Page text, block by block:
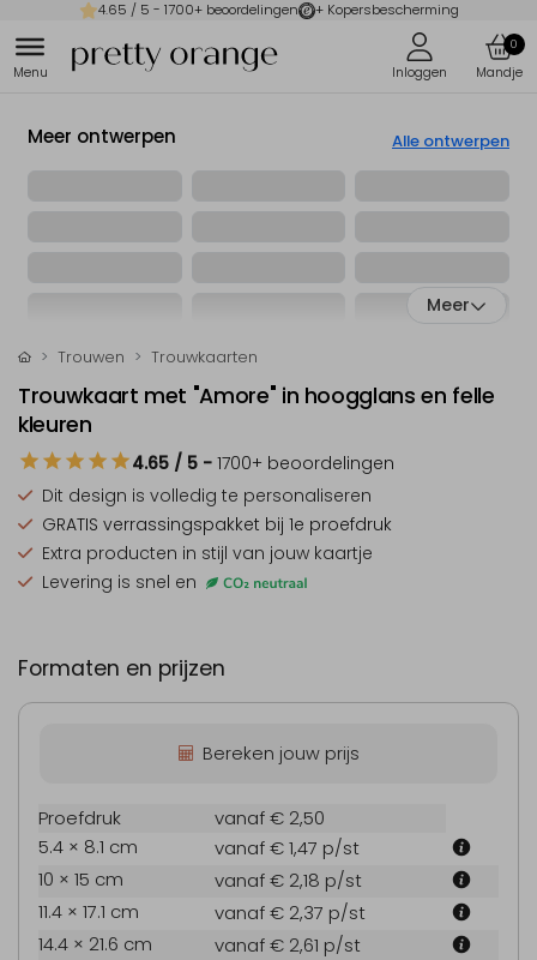
4.65 / 5 - 1700+ beoordelingen + Kopersbescherming
0
Meer ontwerpen Alle ontwerpen
Meer
Trouwen Trouwkaarten
Trouwkaart met "Amore" in hoogglans en felle
kleuren
4.65 / 5 - 1700+ beoordelingen
Dit design is volledig te personaliseren
GRATIS verrassingspakket bij 1e proefdruk
Extra producten in stijl van jouw kaartje
Levering is snel en
Formaten en prijzen
Bereken jouw prijs
Proefdruk
vanaf € 2,50
5.4 × 8.1 cm
vanaf € 1,47 p/st
10 × 15 cm
vanaf € 2,18 p/st
11.4 × 17.1 cm
vanaf € 2,37 p/st
14.4 × 21.6 cm
vanaf € 2,61 p/st